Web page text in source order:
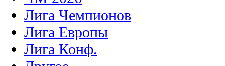
Лига Чемпионов
Лига Европы
Лига Конф.